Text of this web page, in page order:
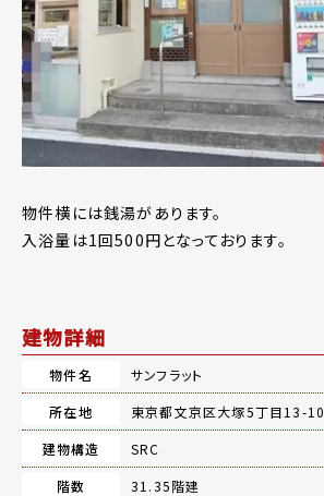
物件横には銭湯があります。
入浴量は1回500円となっております。
建物詳細
物件名
サンフラット
所在地
東京都文京区大塚5丁目13-10
建物構造
SRC
階数
31.35階建